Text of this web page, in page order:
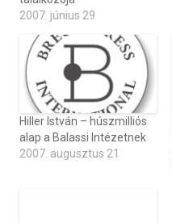
2007. június 29
Hiller István – húszmilliós
alap a Balassi Intézetnek
2007. augusztus 21